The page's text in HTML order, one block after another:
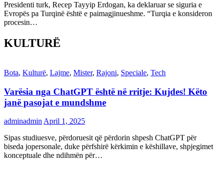
Presidenti turk, Recep Tayyip Erdogan, ka deklaruar se siguria e
Evropës pa Turqinë është e paimagjinueshme. “Turqia e konsideron
procesin…
KULTURË
Bota, Kulturë, Lajme, Mister, Rajoni, Speciale, Tech
Varësia nga ChatGPT është në rritje: Kujdes! Këto
janë pasojat e mundshme
adminadmin April 1, 2025
Sipas studiuesve, përdoruesit që përdorin shpesh ChatGPT për
biseda jopersonale, duke përfshirë kërkimin e këshillave, shpjegimet
konceptuale dhe ndihmën për…